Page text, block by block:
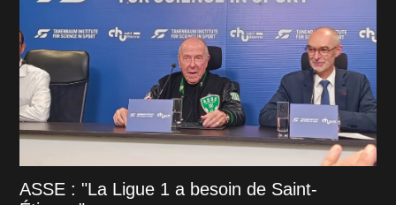
ASSE : "La Ligue 1 a besoin de Saint-